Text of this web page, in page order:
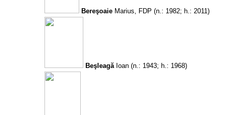
BereşoaieMarius, FDP (n.: 1982; h.: 2011)
BeşleagăIoan (n.: 1943; h.: 1968)